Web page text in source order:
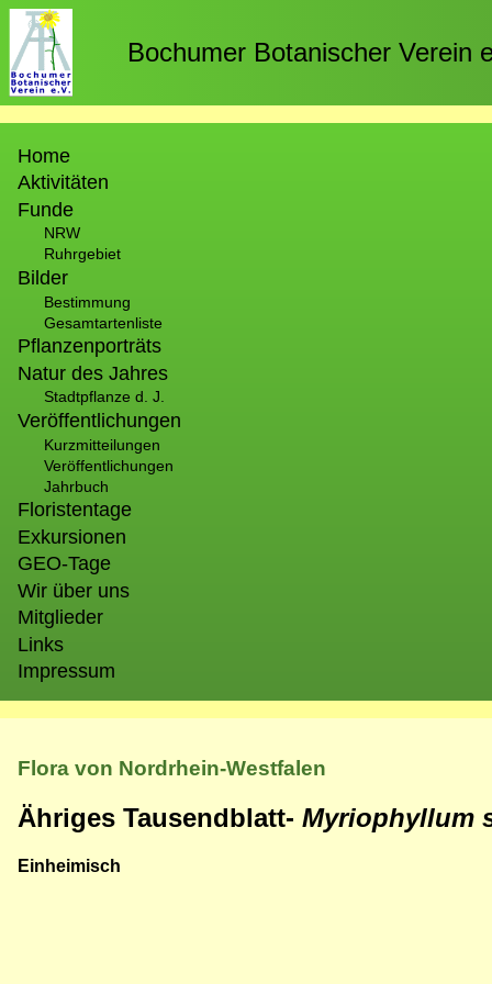
Direkt
zum
Inhalt
Bochumer Botanischer Verein
Home
Aktivitäten
Funde
NRW
Ruhrgebiet
Bilder
Bestimmung
Gesamtartenliste
Pflanzenporträts
Natur des Jahres
Stadtpflanze d. J.
Veröffentlichungen
Kurzmitteilungen
Veröffentlichungen
Jahrbuch
Floristentage
Exkursionen
GEO-Tage
Wir über uns
Mitglieder
Links
Impressum
Flora von Nordrhein-Westfalen
Ähriges Tausendblatt- Myriophyllum
Einheimisch